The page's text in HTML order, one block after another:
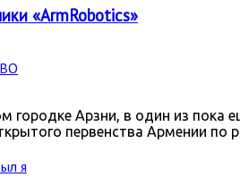
«ArmRobotics»
городке Арзни, в один из пока
первенства Армении по